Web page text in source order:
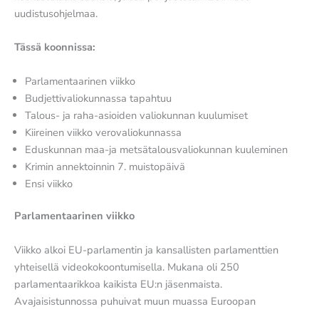
uudistusohjelmaa.
Tässä koonnissa:
Parlamentaarinen viikko
Budjettivaliokunnassa tapahtuu
Talous- ja raha-asioiden valiokunnan kuulumiset
Kiireinen viikko verovaliokunnassa
Eduskunnan maa-ja metsätalousvaliokunnan kuuleminen
Krimin annektoinnin 7. muistopäivä
Ensi viikko
Parlamentaarinen viikko
Viikko alkoi EU-parlamentin ja kansallisten parlamenttien
yhteisellä videokokoontumisella. Mukana oli 250
parlamentaarikkoa kaikista EU:n jäsenmaista.
Avajaisistunnossa puhuivat muun muassa Euroopan